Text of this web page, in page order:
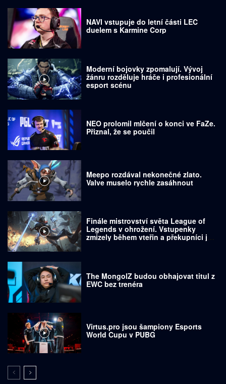
NAVI vstupuje do letní části LEC
duelem s Karmine Corp
Moderní bojovky zpomalují. Vývoj
žánru rozděluje hráče i profesionální
esport scénu
NEO prolomil mlčení o konci ve FaZe.
Přiznal, že se poučil
Meepo rozdával nekonečné zlato.
Valve muselo rychle zasáhnout
Finále mistrovství světa League of
Legends v ohrožení. Vstupenky
zmizely během vteřin a překupníci je
The MongolZ budou obhajovat titul z
EWC bez trenéra
Virtus.pro jsou šampiony Esports
World Cupu v PUBG